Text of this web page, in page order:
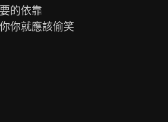
的依靠
你就應該偷笑